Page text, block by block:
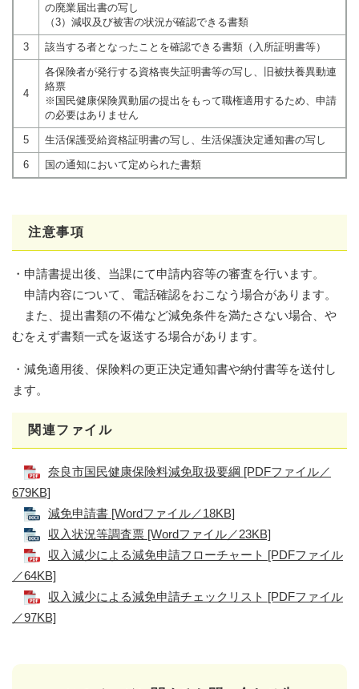
の廃業届出書の写し
（3）減収及び被害の状況が確認できる書類
3 該当する者となったことを確認できる書類（入所証明書等）
4
各保険者が発行する資格喪失証明書等の写し、旧被扶養異動連
絡票
※国民健康保険異動届の提出をもって職権適用するため、申請
の必要はありません
5 生活保護受給資格証明書の写し、生活保護決定通知書の写し
6 国の通知において定められた書類
注意事項
・申請書提出後、当課にて申請内容等の審査を行います。
申請内容について、電話確認をおこなう場合があります。
また、提出書類の不備など減免条件を満たさない場合、や
むをえず書類一式を返送する場合があります。
・減免適用後、保険料の更正決定通知書や納付書等を送付し
ます。
関連ファイル
奈良市国民健康保険料減免取扱要綱 [PDFファイル／
679KB]
減免申請書 [Wordファイル／18KB]
収入状況等調査票 [Wordファイル／23KB]
収入減少による減免申請フローチャート [PDFファイル
／64KB]
収入減少による減免申請チェックリスト [PDFファイル
／97KB]